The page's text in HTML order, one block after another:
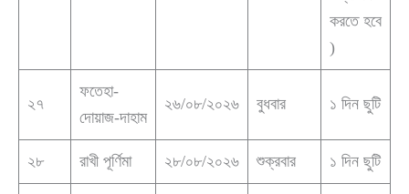
করতে হবে
)
২৭
ফতেহা-
দোয়াজ-দাহাম
২৬/০৮/২০২৬ বুধবার ১ দিন ছুটি
২৮ রাখী পূর্ণিমা ২৮/০৮/২০২৬ শুক্রবার ১ দিন ছুটি